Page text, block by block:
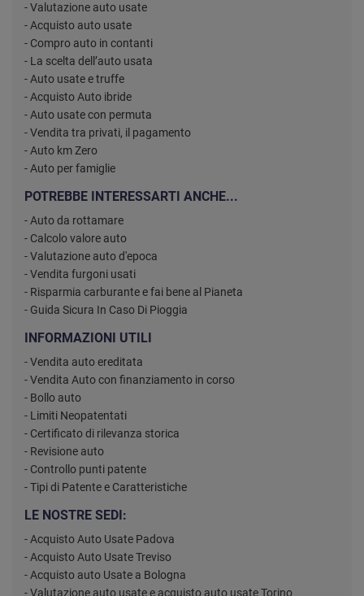
- Valutazione auto usate
- Acquisto auto usate
- Compro auto in contanti
- La scelta dell’auto usata
- Auto usate e truffe
- Acquisto Auto ibride
- Auto usate con permuta
- Vendita tra privati, il pagamento
- Auto km Zero
- Auto per famiglie
POTREBBE INTERESSARTI ANCHE...
- Auto da rottamare
- Calcolo valore auto
- Valutazione auto d'epoca
- Vendita furgoni usati
- Risparmia carburante e fai bene al Pianeta
- Guida Sicura In Caso Di Pioggia
INFORMAZIONI UTILI
- Vendita auto ereditata
- Vendita Auto con finanziamento in corso
- Bollo auto
- Limiti Neopatentati
- Certificato di rilevanza storica
- Revisione auto
- Controllo punti patente
- Tipi di Patente e Caratteristiche
LE NOSTRE SEDI:
- Acquisto Auto Usate Padova
- Acquisto Auto Usate Treviso
- Acquisto auto Usate a Bologna
- Valutazione auto usate e acquisto auto usate Torino